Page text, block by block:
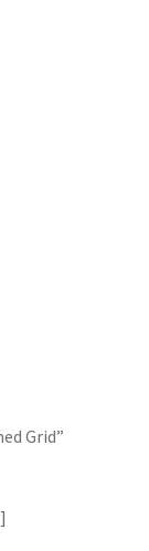
Grid”